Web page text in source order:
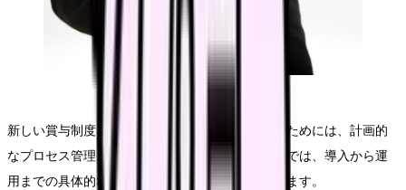
新しい賞与制度を導入し、効果的に運用していくためには、計画的
なプロセス管理と細やかな配慮が必要です。ここでは、導入から運
用までの具体的な手順とポイントについて解説します。